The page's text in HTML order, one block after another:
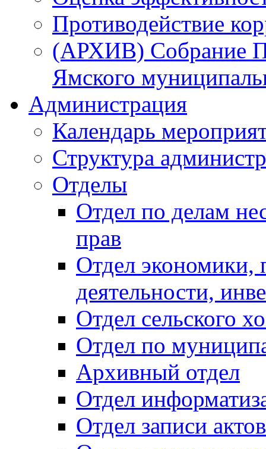
Противодействие
(АРХИВ) Собрание
Ямского
Администрация
Календарь
Структура
Отделы
Отдел по делам
прав
Отдел экономики,
деятельности,
Отдел сельского
Отдел по
Архивный отдел
Отдел
Отдел записи